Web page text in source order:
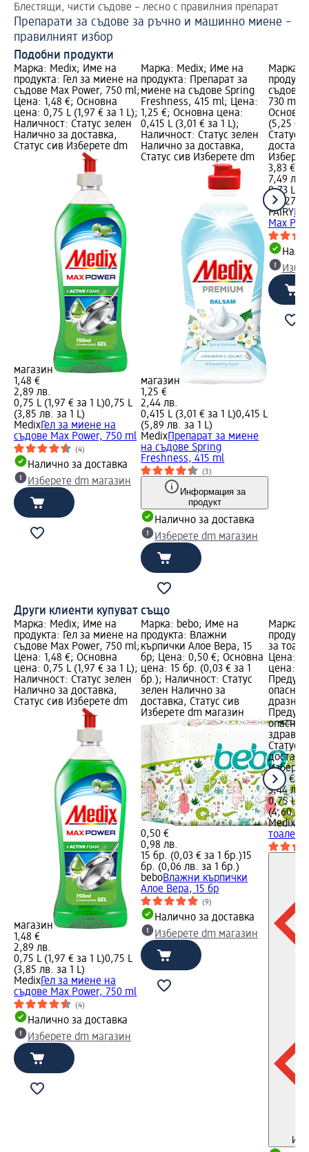
Блестящи, чисти съдове – лесно с правилния препарат
Препарати за съдове за ръчно и машинно миене –
правилният избор
Подобни продукти
Марка: Medix; Име на
продукта: Гел за миене на
съдове Max Power, 750 ml;
Цена: 1,48 €; Основна
цена: 0,75 L (1,97 € за 1 L);
Наличност: Статус зелен
Налично за доставка,
Статус сив Изберете dm
магазин
1,48 €
2,89 лв.
0,75 L (1,97 € за 1 L)0,75 L
(3,85 лв. за 1 L)
MedixГел за миене на
съдове Max Power, 750 ml
(4)
Налично за доставка
Изберете dm магазин
Марка: Medix; Име на
продукта: Препарат за
миене на съдове Spring
Freshness, 415 ml; Цена:
1,25 €; Основна цена:
0,415 L (3,01 € за 1 L);
Наличност: Статус зелен
Налично за доставка,
Статус сив Изберете dm
магазин
1,25 €
2,44 лв.
0,415 L (3,01 € за 1 L)0,415 L
(5,89 лв. за 1 L)
MedixПрепарат за миене
на съдове Spring
Freshness, 415 ml
(3)
Информация за
продукт
Налично за доставка
Изберете dm магазин
Марка:
съдове
730 ml;
(5,25 €
Статус
3,83 €
7,49 лв.
0,73 L
(10,27
FAIRY
Max
Други клиенти купуват също
Марка: Medix; Име на
продукта: Гел за миене на
съдове Max Power, 750 ml;
Цена: 1,48 €; Основна
цена: 0,75 L (1,97 € за 1 L);
Наличност: Статус зелен
Налично за доставка,
Статус сив Изберете dm
магазин
1,48 €
2,89 лв.
0,75 L (1,97 € за 1 L)0,75 L
(3,85 лв. за 1 L)
MedixГел за миене на
съдове Max Power, 750 ml
(4)
Налично за доставка
Изберете dm магазин
Марка: bebo; Име на
продукта: Влажни
кърпички Алое Вера, 15
бр; Цена: 0,50 €; Основна
цена: 15 бр. (0,03 € за 1
бр.); Наличност: Статус
зелен Налично за
доставка, Статус сив
Изберете dm магазин
0,50 €
0,98 лв.
15 бр. (0,03 € за 1 бр.)15
бр. (0,06 лв. за 1 бр.)
beboВлажни кърпички
Алое Вера, 15 бр
(9)
Налично за доставка
Изберете dm магазин
Марка:
за
Цена:
цена:
Статус
1,76 €
3,44 лв.
0,75 L
(4,60
Medix